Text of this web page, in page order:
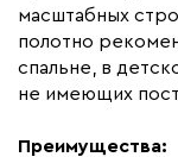
Вес (кг)
Коллекция
масштабных
полотно
спальне, в
не имеющих
Преимущества: